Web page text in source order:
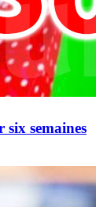
six semaines